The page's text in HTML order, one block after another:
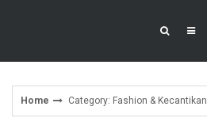
Home Category: Fashion & Kecantikan